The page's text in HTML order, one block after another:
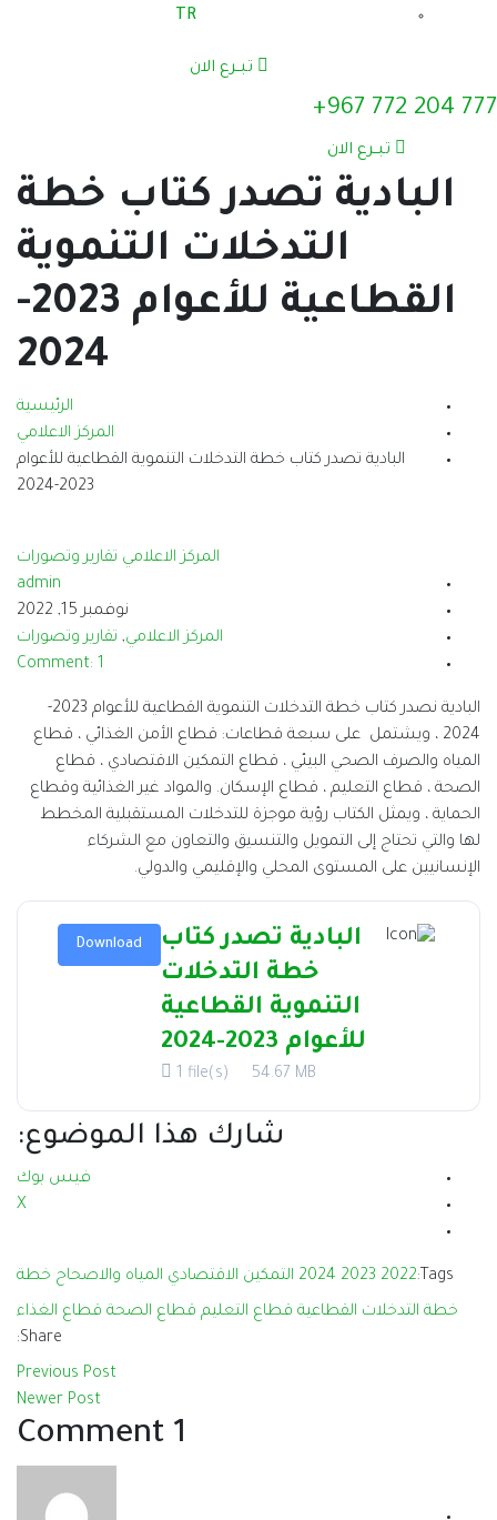
TR
تبــرع الان
777 204 772 967+
تبــرع الان
البادية تصدر كتاب خطة
التدخلات التنموية
القطاعية للأعوام 2023-
2024
الرئيسية
المركز الاعلامي
البادية تصدر كتاب خطة التدخلات التنموية القطاعية للأعوام
2023-2024
المركز الاعلامي تقارير وتصورات
admin
نوفمبر 15, 2022
المركز الاعلامي, تقارير وتصورات
Comment: 1
البادية نصدر كتاب خطة التدخلات التنموية القطاعية للأعوام 2023-
2024 ، ويشتمل على سبعة قطاعات: قطاع الأمن الغذائي ، قطاع
المياه والصرف الصحي البيئي ، قطاع التمكين الاقتصادي ، قطاع
الصحة ، قطاع التعليم ، قطاع الإسكان. والمواد غير الغذائية وقطاع
الحماية ، ويمثل الكتاب رؤية موجزة للتدخلات المستقبلية المخطط
لها والتي تحتاج إلى التمويل والتنسيق والتعاون مع الشركاء
الإنسانيين على المستوى المحلي والإقليمي والدولي.
البادية تصدر كتاب
خطة التدخلات
التنموية القطاعية
للأعوام 2023-2024
1 file(s) 54.67 MB
Download
شارك هذا الموضوع:
فيس بوك
X
Tags:
2022
2023
2024 التمكين الاقتصادي المياه والاصحاح خطة
خطة التدخلات القطاعية قطاع التعليم قطاع الصحة قطاع الغذاء
Share:
Previous Post
Newer Post
1 Comment